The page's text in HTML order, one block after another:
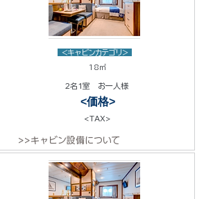
<キャビンカテゴリ>
18㎡
2名1室 お一人様
<価格>
<TAX>
>>キャビン設備について